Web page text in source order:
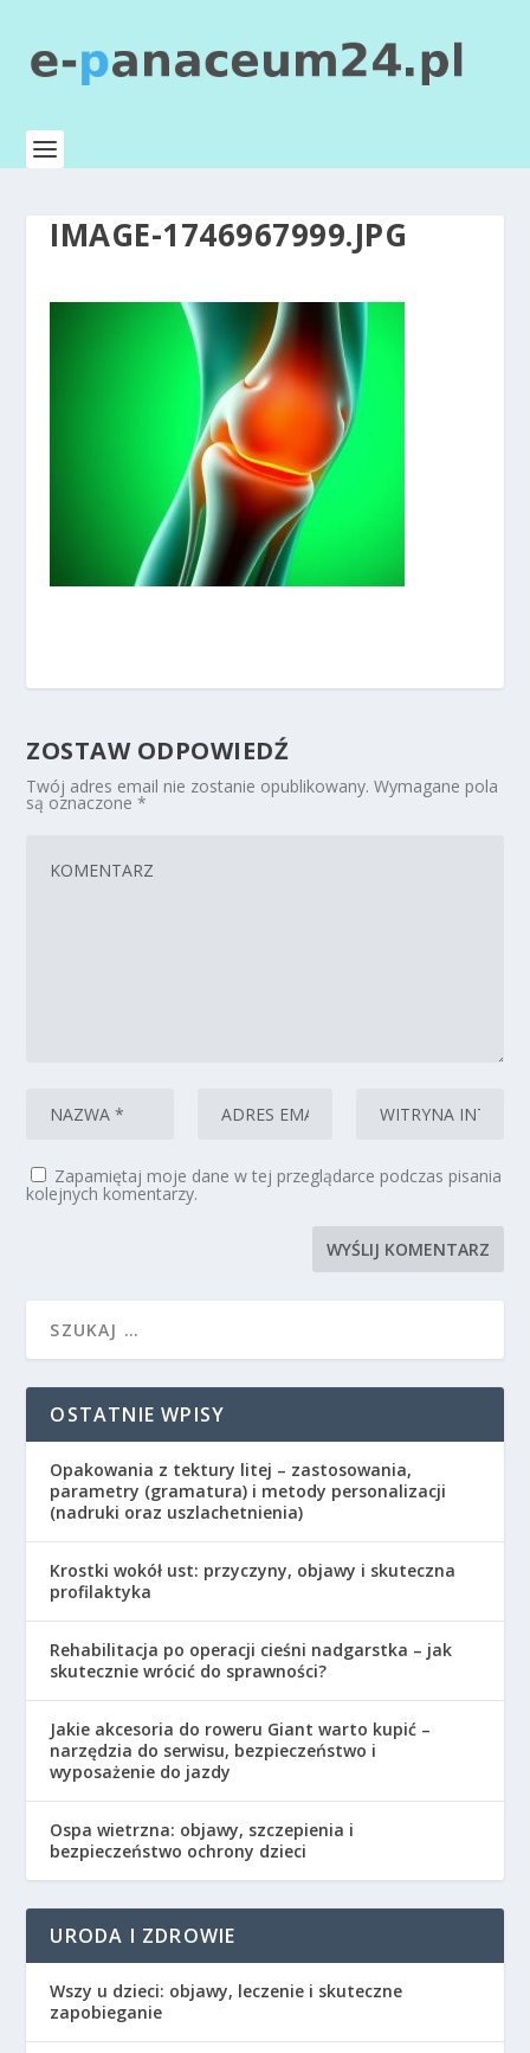
IMAGE-1746967999.JPG
ZOSTAW ODPOWIEDŹ
Twój adres email nie zostanie opublikowany. Wymagane pola
są oznaczone*
Zapamiętaj moje dane w tej przeglądarce podczas pisania
kolejnych komentarzy.
OSTATNIE WPISY
Opakowania z tektury litej – zastosowania,
parametry (gramatura) i metody personalizacji
(nadruki oraz uszlachetnienia)
Krostki wokół ust: przyczyny, objawy i skuteczna
profilaktyka
Rehabilitacja po operacji cieśni nadgarstka – jak
skutecznie wrócić do sprawności?
Jakie akcesoria do roweru Giant warto kupić –
narzędzia do serwisu, bezpieczeństwo i
wyposażenie do jazdy
Ospa wietrzna: objawy, szczepienia i
bezpieczeństwo ochrony dzieci
URODA I ZDROWIE
Wszy u dzieci: objawy, leczenie i skuteczne
zapobieganie